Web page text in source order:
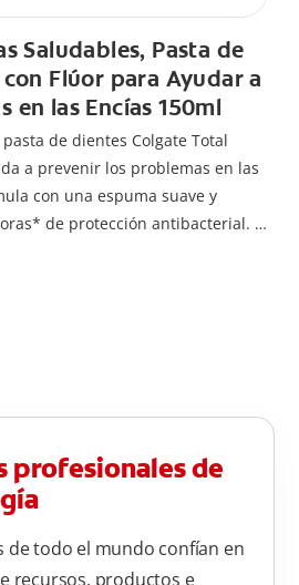
Saludables, Pasta de
Flúor para Ayudar a
en las Encías 150ml
de dientes Colgate Total
a prevenir los problemas en las
con una espuma suave y
de protección antibacterial.
profesionales de
de todo el mundo confían en
recursos, productos e